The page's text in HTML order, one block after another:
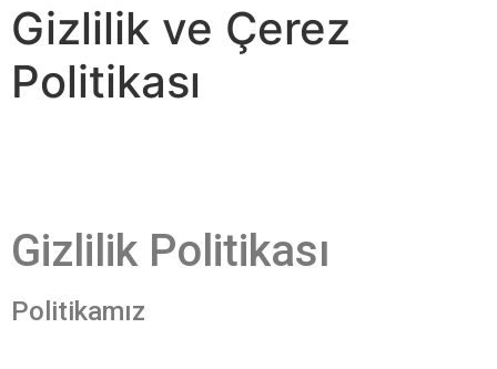
Gizlilik ve Çerez
Politikası
Gizlilik Politikası
Politikamız